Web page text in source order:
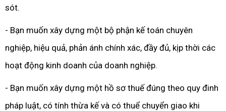
sót.
- Bạn muốn xây dựng một bộ phận kế toán chuyên
nghiệp, hiệu quả, phản ánh chính xác, đầy đủ, kịp thời các
hoạt động kinh doanh của doanh nghiệp.
- Bạn muốn xây dựng một hồ sơ thuế đúng theo quy đinh
pháp luật, có tính thừa kế và có thuể chuyển giao khi